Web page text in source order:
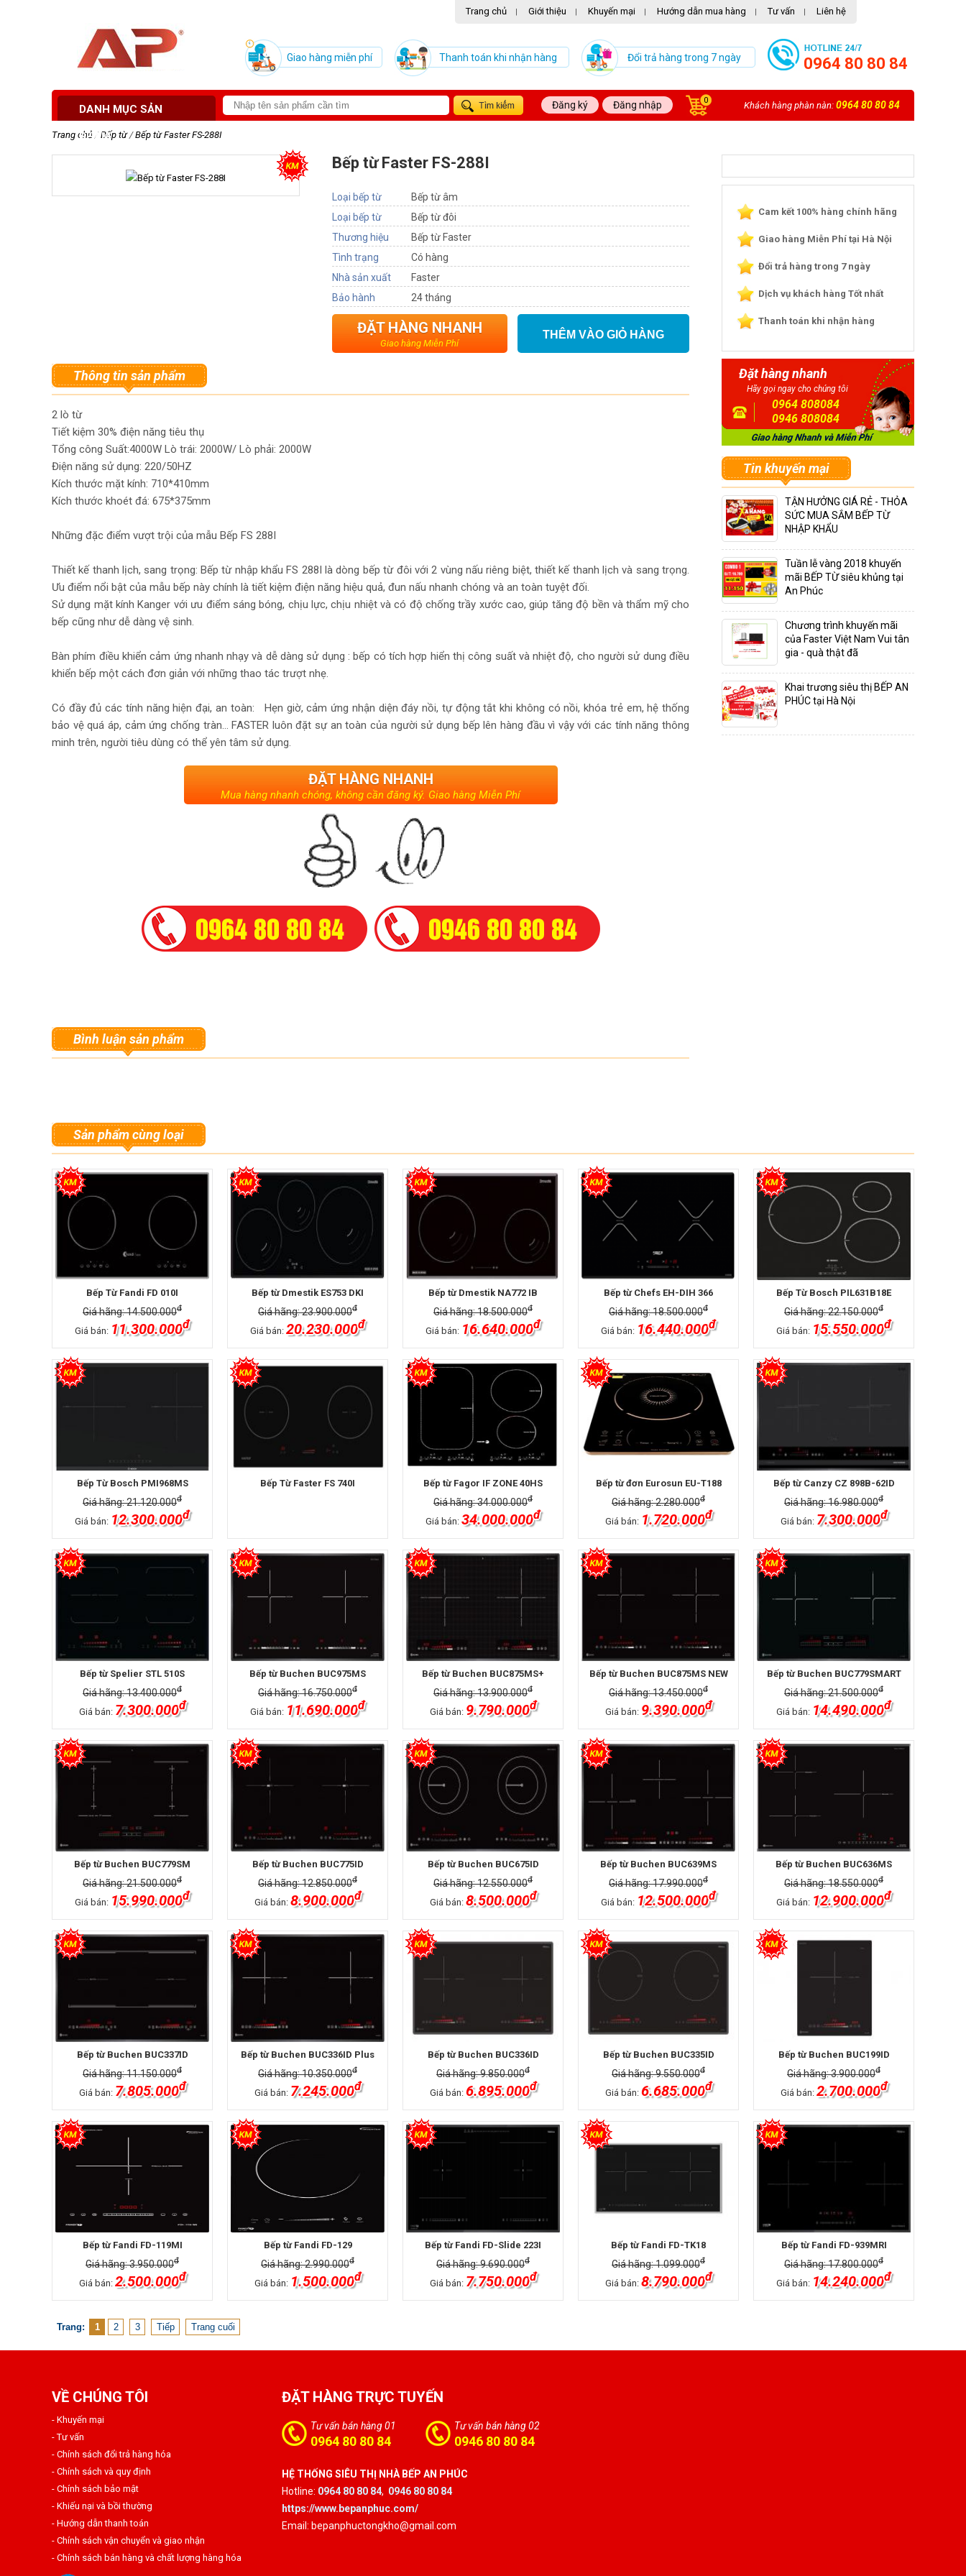
Trang chủ | Giới thiệu | Khuyến mại | Hướng dẫn mua hàng | Tư vấn | Liên hệ
Giao hàng miễn phí Thanh toán khi nhận hàng Đổi trả hàng trong 7 ngày 0964 80 80 84
DANH MỤC SẢN
PHẨM
Đăng ký Đăng nhập 0 Khách hàng phàn nàn: 0964 80 80 84
Trang chủ / Bếp từ / Bếp từ Faster FS-288I
Bếp từ Faster FS-288I
Loại bếp từ
Bếp từ âm
Loại bếp từ
Bếp từ đôi
Thương hiệu
Bếp từ Faster
Tình trạng
Có hàng
Nhà sản xuất
Faster
Bảo hành
24 tháng
ĐẶT HÀNG NHANH
Giao hàng Miễn Phí
THÊM VÀO GIỎ HÀNG
Cam kết 100% hàng chính hãng
Giao hàng Miễn Phí tại Hà Nội
Đổi trả hàng trong 7 ngày
Dịch vụ khách hàng Tốt nhất
Thanh toán khi nhận hàng
Đặt hàng nhanh
Hãy gọi ngay cho chúng tôi
0964 808084
0946 808084
Thông tin sản phẩm
2 lò từ
Tiết kiệm 30% điện năng tiêu thụ
Tổng công Suất:4000W Lò trái: 2000W/ Lò phải: 2000W
Điện năng sử dụng: 220/50HZ
Kích thước mặt kính: 710*410mm
Kích thước khoét đá: 675*375mm
Những đặc điểm vượt trội của mẫu Bếp FS 288I
Thiết kế thanh lịch, sang trọng: Bếp từ nhập khẩu FS 288I là dòng bếp từ đôi với 2 vùng nấu riêng biệt, thiết kế thanh lịch và sang trọng.
Ưu điểm nổi bật của mẫu bếp này chính là tiết kiệm điện năng hiệu quả, đun nấu nhanh chóng và an toàn tuyệt đối.
Sử dụng mặt kính Kanger với ưu điểm sáng bóng, chịu lực, chịu nhiệt và có độ chống trầy xước cao, giúp tăng độ bền và thẩm mỹ cho
bếp cũng như dễ dàng vệ sinh.
Bàn phím điều khiển cảm ứng nhanh nhạy và dễ dàng sử dụng : bếp có tích hợp hiển thị công suất và nhiệt độ, cho người sử dung điều
khiển bếp một cách đơn giản với những thao tác trượt nhẹ.
Có đầy đủ các tính năng hiện đại, an toàn: Hẹn giờ, cảm ứng nhận diện đáy nồi, tự động tắt khi không có nồi, khóa trẻ em, hệ thống
bảo vệ quá áp, cảm ứng chống tràn… FASTER luôn đặt sự an toàn của người sử dụng bếp lên hàng đầu vì vậy với các tính năng thông
minh trên, người tiêu dùng có thể yên tâm sử dụng.
ĐẶT HÀNG NHANH
Mua hàng nhanh chóng, không cần đăng ký. Giao hàng Miễn Phí
Bình luận sản phẩm
Tin khuyến mại
TẬN HƯỞNG GIÁ RẺ - THỎA
SỨC MUA SẮM BẾP TỪ
NHẬP KHẨU
Tuần lễ vàng 2018 khuyến
mãi BẾP TỪ siêu khủng tại
An Phúc
Chương trình khuyến mãi
của Faster Việt Nam Vui tân
gia - quà thật đã
Khai trương siêu thị BẾP AN
PHÚC tại Hà Nội
Sản phẩm cùng loại
Bếp Từ Fandi FD 010I
Giá hãng: 14.500.000đ
Giá bán: 11.300.000đ
Bếp từ Dmestik ES753 DKI
Giá hãng: 23.900.000đ
Giá bán: 20.230.000đ
Bếp từ Dmestik NA772 IB
Giá hãng: 18.500.000đ
Giá bán: 16.640.000đ
Bếp từ Chefs EH-DIH 366
Giá hãng: 18.500.000đ
Giá bán: 16.440.000đ
Bếp Từ Bosch PIL631B18E
Giá hãng: 22.150.000đ
Giá bán: 15.550.000đ
Bếp Từ Bosch PMI968MS
Giá hãng: 21.120.000đ
Giá bán: 12.300.000đ
Bếp Từ Faster FS 740I Bếp từ Fagor IF ZONE 40HS
Giá hãng: 34.000.000đ
Giá bán: 34.000.000đ
Bếp từ đơn Eurosun EU-T188
Giá hãng: 2.280.000đ
Giá bán: 1.720.000đ
Bếp từ Canzy CZ 898B-62ID
Giá hãng: 16.980.000đ
Giá bán: 7.300.000đ
Bếp từ Spelier STL 510S
Giá hãng: 13.400.000đ
Giá bán: 7.300.000đ
Bếp từ Buchen BUC975MS
Giá hãng: 16.750.000đ
Giá bán: 11.690.000đ
Bếp từ Buchen BUC875MS+
Giá hãng: 13.900.000đ
Giá bán: 9.790.000đ
Bếp từ Buchen BUC875MS NEW
Giá hãng: 13.450.000đ
Giá bán: 9.390.000đ
Bếp từ Buchen BUC779SMART
Giá hãng: 21.500.000đ
Giá bán: 14.490.000đ
Bếp từ Buchen BUC779SM
Giá hãng: 21.500.000đ
Giá bán: 15.990.000đ
Bếp từ Buchen BUC775ID
Giá hãng: 12.850.000đ
Giá bán: 8.900.000đ
Bếp từ Buchen BUC675ID
Giá hãng: 12.550.000đ
Giá bán: 8.500.000đ
Bếp từ Buchen BUC639MS
Giá hãng: 17.990.000đ
Giá bán: 12.500.000đ
Bếp từ Buchen BUC636MS
Giá hãng: 18.550.000đ
Giá bán: 12.900.000đ
Bếp từ Buchen BUC337ID
Giá hãng: 11.150.000đ
Giá bán: 7.805.000đ
Bếp từ Buchen BUC336ID Plus
Giá hãng: 10.350.000đ
Giá bán: 7.245.000đ
Bếp từ Buchen BUC336ID
Giá hãng: 9.850.000đ
Giá bán: 6.895.000đ
Bếp từ Buchen BUC335ID
Giá hãng: 9.550.000đ
Giá bán: 6.685.000đ
Bếp từ Buchen BUC199ID
Giá hãng: 3.900.000đ
Giá bán: 2.700.000đ
Bếp từ Fandi FD-119MI
Giá hãng: 3.950.000đ
Giá bán: 2.500.000đ
Bếp từ Fandi FD-129
Giá hãng: 2.990.000đ
Giá bán: 1.500.000đ
Bếp từ Fandi FD-Slide 223I
Giá hãng: 9.690.000đ
Giá bán: 7.750.000đ
Bếp từ Fandi FD-TK18
Giá hãng: 1.099.000đ
Giá bán: 8.790.000đ
Bếp từ Fandi FD-939MRI
Giá hãng: 17.800.000đ
Giá bán: 14.240.000đ
Trang: 1 2 3 Tiếp Trang cuối
VỀ CHÚNG TÔI
- Khuyến mại
- Tư vấn
- Chính sách đổi trả hàng hóa
- Chính sách và quy định
- Chính sách bảo mật
- Khiếu nại và bồi thường
- Hướng dẫn thanh toán
- Chính sách vận chuyển và giao nhận
- Chính sách bán hàng và chất lượng hàng hóa
ĐẶT HÀNG TRỰC TUYẾN
Tư vấn bán hàng 01
0964 80 80 84
Tư vấn bán hàng 02
0946 80 80 84
HỆ THỐNG SIÊU THỊ NHÀ BẾP AN PHÚC
Hotline: 0964 80 80 84, 0946 80 80 84
https://www.bepanphuc.com/
Email: bepanphuctongkho@gmail.com